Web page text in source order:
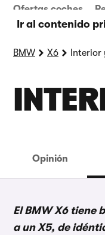
Ir al contenido
Ofertas coches
BMW X6 Interior
Opinión
El BMW X6 tiene
a un X5, de